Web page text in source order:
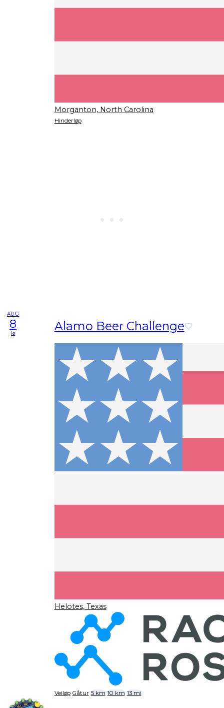
Morganton, North Carolina
Hinderløp
AUG
8
lø Alamo Beer Challenge
Helotes, Texas
Veiløp Gåtur 5 km 10 km 13 mi